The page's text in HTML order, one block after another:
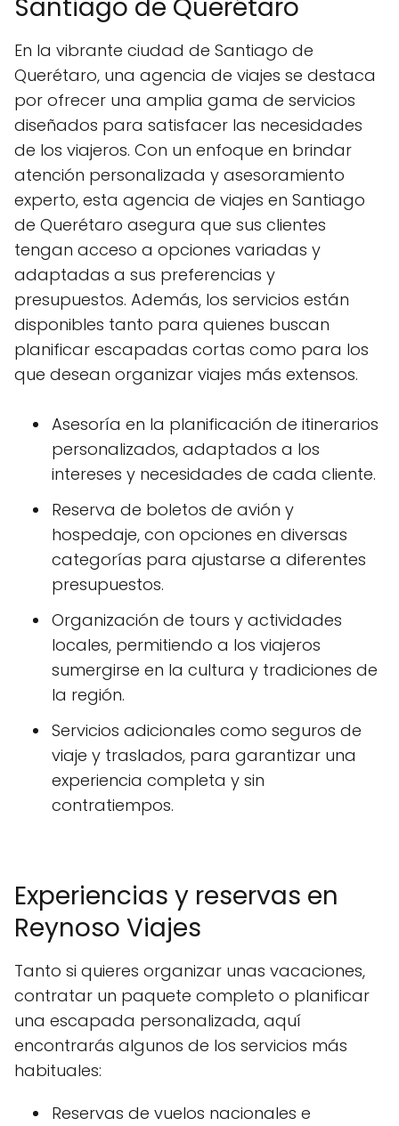
Santiago de Querétaro
En la vibrante ciudad de Santiago de
Querétaro, una agencia de viajes se destaca
por ofrecer una amplia gama de servicios
diseñados para satisfacer las necesidades
de los viajeros. Con un enfoque en brindar
atención personalizada y asesoramiento
experto, esta agencia de viajes en Santiago
de Querétaro asegura que sus clientes
tengan acceso a opciones variadas y
adaptadas a sus preferencias y
presupuestos. Además, los servicios están
disponibles tanto para quienes buscan
planificar escapadas cortas como para los
que desean organizar viajes más extensos.
Asesoría en la planificación de itinerarios
personalizados, adaptados a los
intereses y necesidades de cada cliente.
Reserva de boletos de avión y
hospedaje, con opciones en diversas
categorías para ajustarse a diferentes
presupuestos.
Organización de tours y actividades
locales, permitiendo a los viajeros
sumergirse en la cultura y tradiciones de
la región.
Servicios adicionales como seguros de
viaje y traslados, para garantizar una
experiencia completa y sin
contratiempos.
Experiencias y reservas en
Reynoso Viajes
Tanto si quieres organizar unas vacaciones,
contratar un paquete completo o planificar
una escapada personalizada, aquí
encontrarás algunos de los servicios más
habituales:
Reservas de vuelos nacionales e